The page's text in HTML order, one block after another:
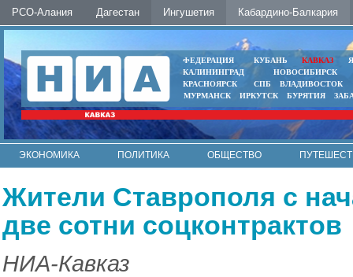
РСО-Алания Дагестан Ингушетия Кабардино-Балкария
ФЕДЕРАЦИЯ КУБАНЬ КАВКАЗ
КАЛИНИНГРАД
НОВОСИБИРСК
КРАСНОЯРСК
СПБ
ВЛАДИВОСТОК
МУРМАНСК
ИРКУТСК БУРЯТИЯ
ЭКОНОМИКА ПОЛИТИКА ОБЩЕСТВО
Жители Ставрополя с
две сотни соцконтрактов
НИА-Кавказ